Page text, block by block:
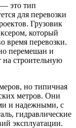
это тип
для перевозки
Грузовик
который
время перевозки.
перемешан и
на строительную
но типичная
метров. Они
и надежными, с
гидравлические
эксплуатации.